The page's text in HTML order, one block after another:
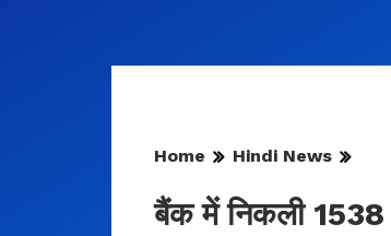
Home Hindi News
बैंक में निकली 1538